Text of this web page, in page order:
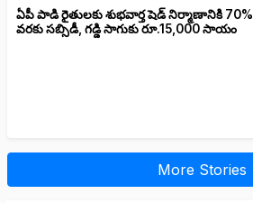
ఏపీ పాడి రైతులకు శుభవార్త షెడ్ నిర్మాణానికి 70%
వరకు సబ్సిడీ, గడ్డి సాగుకు రూ.15,000 సాయం
More Stories